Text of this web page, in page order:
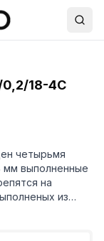
18-4С
из
толщиной 1,2